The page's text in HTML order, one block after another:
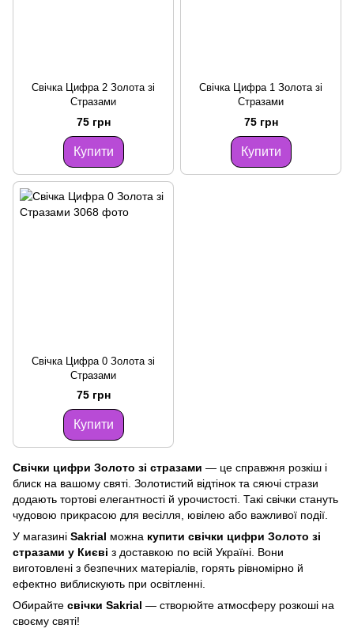
Свічка Цифра 2 Золота зі
Стразами
75 грн
Купити
Свічка Цифра 1 Золота зі
Стразами
75 грн
Купити
Свічка Цифра 0 Золота зі
Стразами
75 грн
Купити
Свічки цифри Золото зі стразами — це справжня розкіш і
блиск на вашому святі. Золотистий відтінок та сяючі стрази
додають тортові елегантності й урочистості. Такі свічки стануть
чудовою прикрасою для весілля, ювілею або важливої події.
У магазині Sakrial можна купити свічки цифри Золото зі
стразами у Києві з доставкою по всій Україні. Вони
виготовлені з безпечних матеріалів, горять рівномірно й
ефектно виблискують при освітленні.
Обирайте свічки Sakrial — створюйте атмосферу розкоші на
своєму святі!